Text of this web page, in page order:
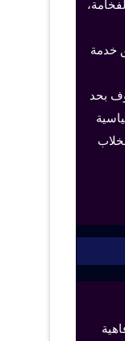
خدمة
مع إمكانية استيعاب حتى 2 إلى 3 ضيوف بحد